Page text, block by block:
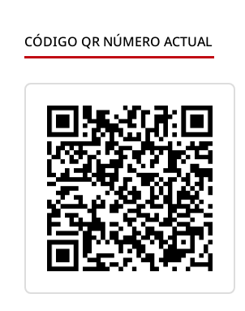
CÓDIGO QR NÚMERO ACTUAL